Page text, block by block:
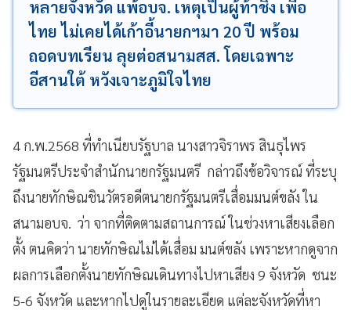
หลายจังหวัด แพ้อบจ. เหตุเป็นผู้ท้าชิง เพื่อ
ไทย ไม่เคยได้เก้าอี้นายกฯมา 20 ปี พร้อม
ถอดบทเรียน ลุยต่อสนามสส. โดยเฉพาะ
อีสานใต้ หวังเจาะภูมิใจไทย
4 ก.พ.2568 ที่ทำเนียบรัฐบาล นางสาวจิราพร สินธุไพร
รัฐมนตรีประจำสำนักนายกรัฐมนตรี กล่าวถึงข้อวิจารณ์ ที่ระบุ
ถึงนายทักษิณชินวัตรอดีตนายกรัฐมนตรีเสื่อมมนต์ขลัง ใน
สนามอบจ. ว่า จากที่ติดตามสถานการณ์ ในช่วงหาเสียงเลือก
ตั้ง ตนคิดว่า นายทักษิณไม่ได้เสื่อม มนต์ขลัง เพราะหากดูจาก
ผลการเลือกตั้งนายทักษิณเดินทางไปหาเสียง 9 จังหวัด ชนะ
5-6 จังหวัด และหากไปดูในรายละเอียด แต่ละจังหวัดที่หา